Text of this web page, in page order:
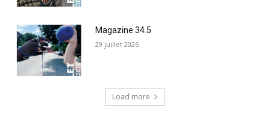
Magazine 34.5
29 juillet 2026
Load more